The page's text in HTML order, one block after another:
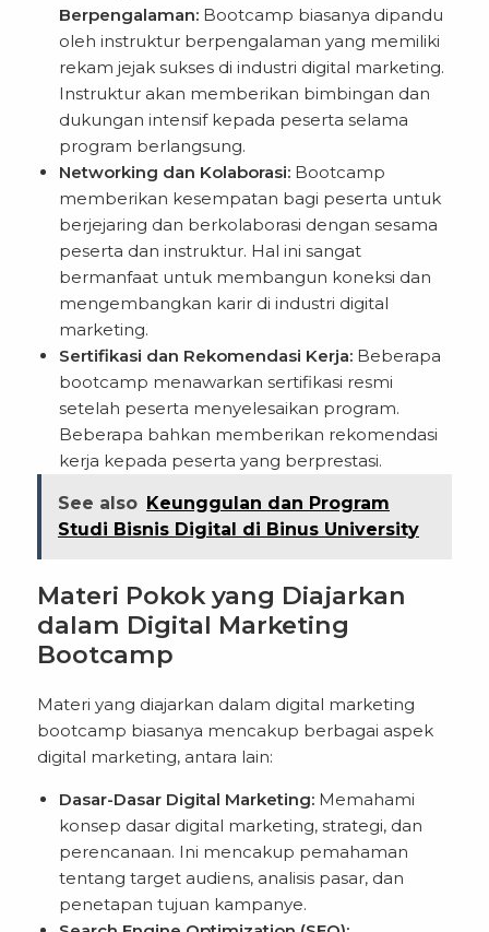
Berpengalaman: Bootcamp biasanya dipandu
oleh instruktur berpengalaman yang memiliki
rekam jejak sukses di industri digital marketing.
Instruktur akan memberikan bimbingan dan
dukungan intensif kepada peserta selama
program berlangsung.
Networking dan Kolaborasi: Bootcamp
memberikan kesempatan bagi peserta untuk
berjejaring dan berkolaborasi dengan sesama
peserta dan instruktur. Hal ini sangat
bermanfaat untuk membangun koneksi dan
mengembangkan karir di industri digital
marketing.
Sertifikasi dan Rekomendasi Kerja: Beberapa
bootcamp menawarkan sertifikasi resmi
setelah peserta menyelesaikan program.
Beberapa bahkan memberikan rekomendasi
kerja kepada peserta yang berprestasi.
See also Keunggulan dan Program
Studi Bisnis Digital di Binus University
Materi Pokok yang Diajarkan
dalam Digital Marketing
Bootcamp
Materi yang diajarkan dalam digital marketing
bootcamp biasanya mencakup berbagai aspek
digital marketing, antara lain:
Dasar-Dasar Digital Marketing: Memahami
konsep dasar digital marketing, strategi, dan
perencanaan. Ini mencakup pemahaman
tentang target audiens, analisis pasar, dan
penetapan tujuan kampanye.